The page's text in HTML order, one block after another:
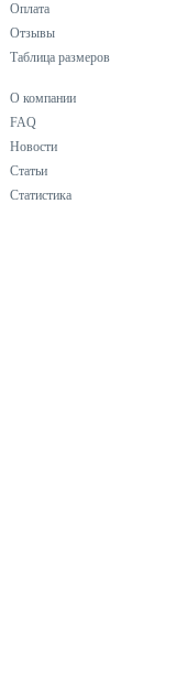
Оплата
Отзывы
Таблица размеров
О компании
FAQ
Новости
Статьи
Статистика